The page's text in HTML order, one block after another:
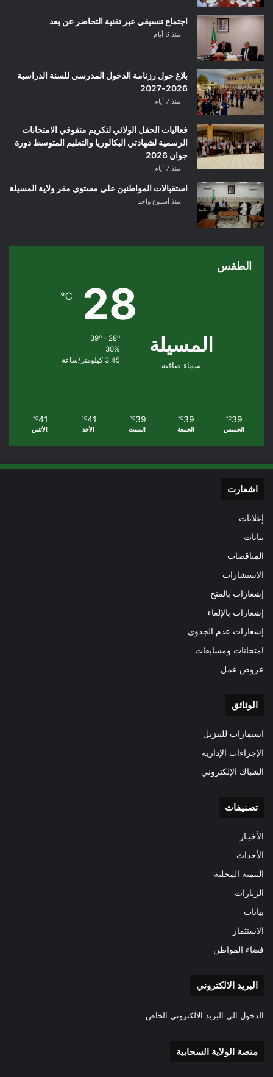
اجتماع تنسيقي عبر تقنية التحاضر عن بعد
منذ 6 أيام
بلاغ حول رزنامة الدخول المدرسي للسنة الدراسية
2026-2027
منذ 7 أيام
فعاليات الحفل الولائي لتكريم متفوقي الامتحانات
الرسمية لشهادتي البكالوريا والتعليم المتوسط دورة
جوان 2026
منذ 7 أيام
استقبالات المواطنين على مستوى مقر ولاية المسيلة
منذ أسبوع واحد
الطقس
المسيلة
سماء صافية
28
℃
39º - 28º
30%
3.45 كيلومتر/ساعة
39
℃
الخميس
39
℃
الجمعة
39
℃
السبت
41
℃
الأحد
41
℃
الأثنين
اشعارت
إعلانات
بيانات
المناقصات
الاستشارات
إشعارات بالمنح
إشعارات بالإلغاء
إشعارات عدم الجدوى
امتحانات ومسابقات
عروض عمل
الوثائق
استمارات للتنزيل
الإجراءات الإدارية
الشباك الإلكتروني
تصنيفات
الأخبـار
الأحداث
التنمية المحلية
الزيارات
بيانات
الاستثمار
فضاء المواطن
البريد الالكتروني
الدخول الى البريد الالكتروني الخاص
منصة الولاية السحابية